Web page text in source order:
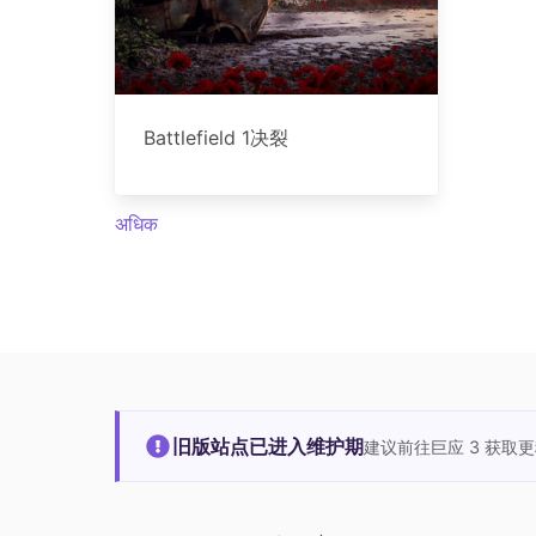
Battlefield 1决裂
अधिक
旧版站点已进入维护期建议前往巨应 3 获取更